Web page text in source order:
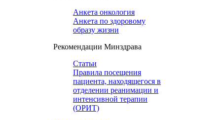
Анкета онкология
Анкета по здоровому
образу жизни
Рекомендации Минздрава
Статьи
Правила посещения
пациента, находящегося в
отделении реанимации и
интенсивной терапии
(ОРИТ)